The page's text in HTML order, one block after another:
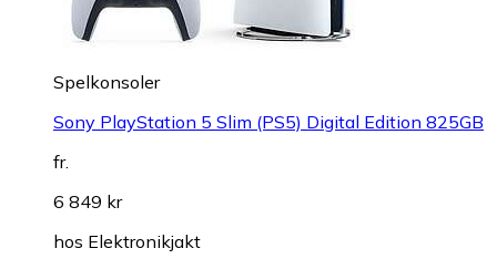
Spelkonsoler
Sony PlayStation 5 Slim (PS5) Digital Edition 825GB
fr.
6 849 kr
hos Elektronikjakt